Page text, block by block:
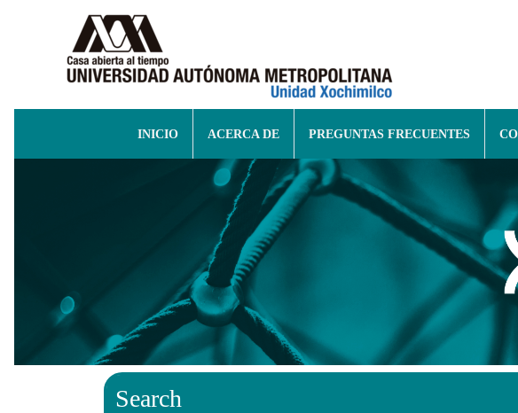
INICIO ACERCA DE PREGUNTAS FRECUENTES
Search